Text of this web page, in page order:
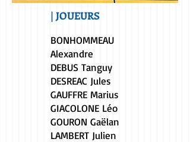
| JOUEURS
BONHOMMEAU
Alexandre
DEBUS Tanguy
DESREAC Jules
GAUFFRE Marius
GIACOLONE Léo
GOURON Gaëlan
LAMBERT Julien